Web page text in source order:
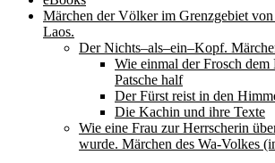
Märchen der Völker im Grenzgebiet
Laos.
Der Nichts–als–ein–Kopf.
Wie einmal der Frosch dem
Patsche half
Der Fürst reist in den
Die Kachin und ihre Texte
Wie eine Frau zur Herrscherin
wurde. Märchen des Wa-Volkes